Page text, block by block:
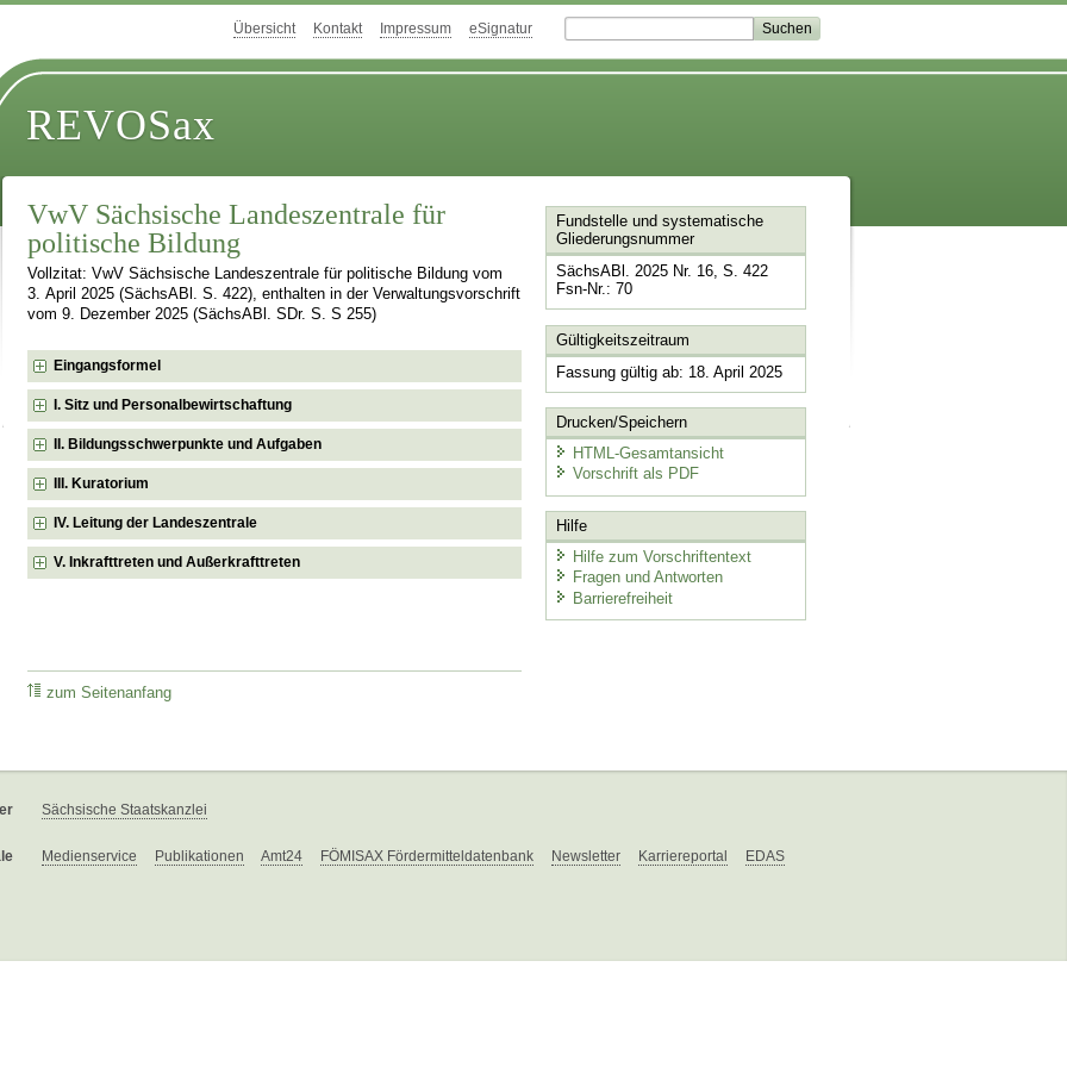
Übersicht Kontakt Impressum eSignatur
REVOSax
VwV Sächsische Landeszentrale für
politische Bildung
Vollzitat: VwV Sächsische Landeszentrale für politische Bildung vom
3. April 2025 (SächsABl. S. 422), enthalten in der Verwaltungsvorschrift
vom 9. Dezember 2025 (SächsABl. SDr. S. S 255)
Eingangsformel
I. Sitz und Personalbewirtschaftung
II. Bildungsschwerpunkte und Aufgaben
III. Kuratorium
IV. Leitung der Landeszentrale
V. Inkrafttreten und Außerkrafttreten
zum Seitenanfang
Fundstelle und systematische
Gliederungsnummer
SächsABl. 2025 Nr. 16, S. 422
Fsn-Nr.: 70
Gültigkeitszeitraum
Fassung gültig ab: 18. April 2025
Drucken/Speichern
HTML-Gesamtansicht
Vorschrift als PDF
Hilfe
Hilfe zum Vorschriftentext
Fragen und Antworten
Barrierefreiheit
Sächsische Staatskanzlei
Medienservice Publikationen Amt24 FÖMISAX Fördermitteldatenbank Newsletter Karriereportal EDAS